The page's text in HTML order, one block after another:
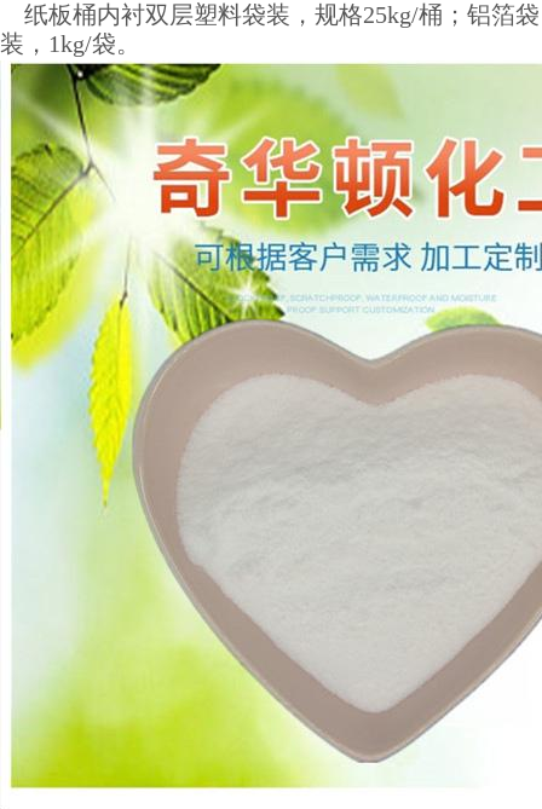
纸板桶内衬双层塑料袋装，规格25kg/桶；铝箔袋
装，1kg/袋。